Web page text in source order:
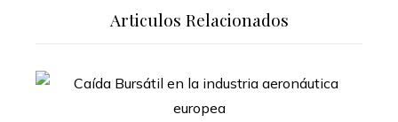
Articulos Relacionados